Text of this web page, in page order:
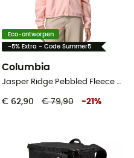
Eco-ontworpen
-5% Extra - Code Summer5
Columbia
Jasper Ridge Pebbled Fleece Full Snap - Fleecevest - Dames
€ 62,90 € 79,90 -21 %